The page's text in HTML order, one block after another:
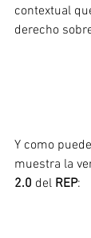
contextual
derecho
Y como
muestra la
2.0 del REP: